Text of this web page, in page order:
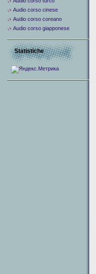
Audio corso cinese
Audio corso coreano
Audio corso giapponese
Statistiche